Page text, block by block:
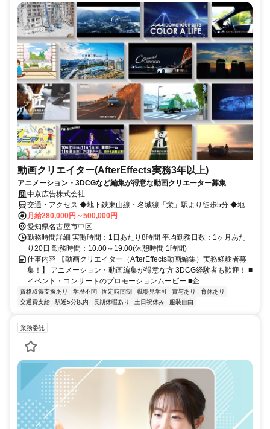
動画クリエイター(AfterEffects実務3年以上)
アニメーション・3DCGなど編集が得意な動画クリエーター募集
中京広告株式会社
交通・アクセス ◆地下鉄東山線・名城線「栄」駅より徒歩5分 ◆地下
鉄東山線・鶴舞線「伏見」駅より徒歩6分
月給280,000円～500,000円
愛知県名古屋市中区
勤務時間詳細 実働時間：1日あたり8時間 平均勤務日数：1ヶ月あた
り20日 勤務時間：10:00～19:00(休憩時間 1時間)
仕事内容 【動画クリエイター（AfterEffects動画編集）実務経験者募
集！】 アニメーション・動画編集が得意な方 3DCG経験者も歓迎！ ■
イベント・コンサートのプロモーションムービー ■企...
資格取得支援あり 学歴不問 固定時間制 職場見学可 賞与あり
育休あり
交通費支給
駅近5分以内 長期休暇あり 土日祝休み 服装自由
業務委託